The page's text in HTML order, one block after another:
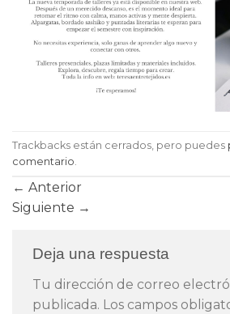
Trackbacks están cerrados, pero puedes
comentario
← Anterior
Siguiente →
Deja una respuesta
Tu dirección de correo
publicada. Los campos